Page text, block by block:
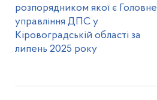
розпорядником якої є Головне
управління ДПС у
Кіровоградській області за
липень 2025 року